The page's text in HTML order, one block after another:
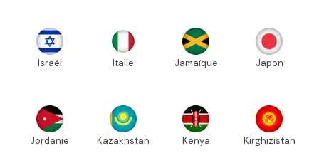
Israël Italie Jamaïque Japon
Jordanie Kazakhstan Kenya Kirghizistan